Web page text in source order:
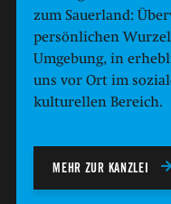
zum Sauerland:
persönlichen
Umgebung, in
uns vor Ort im
kulturellen Bereich.
MEHR ZUR KANZLEI